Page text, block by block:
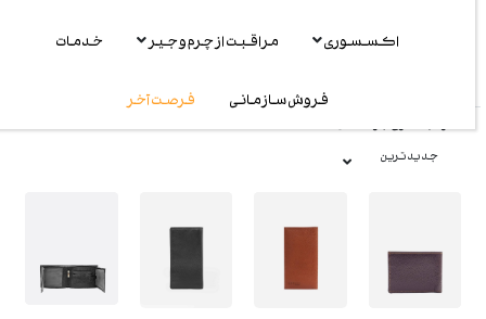
اکسسوری مراقبت از چرم و جیر خدمات
فروش سازمانی فرصت آخر
جدیدترین